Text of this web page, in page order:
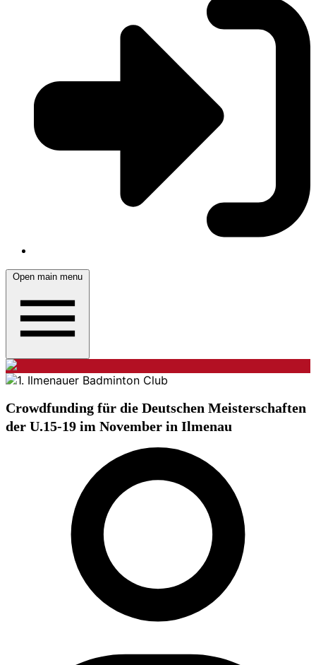
Open main menu
Crowdfunding für die Deutschen Meisterschaften
der U.15-19 im November in Ilmenau